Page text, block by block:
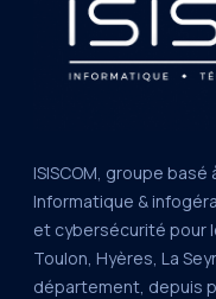
ISISCOM, groupe basé
Informatique &
et cybersécurité pour
Toulon, Hyères, La
département, depuis